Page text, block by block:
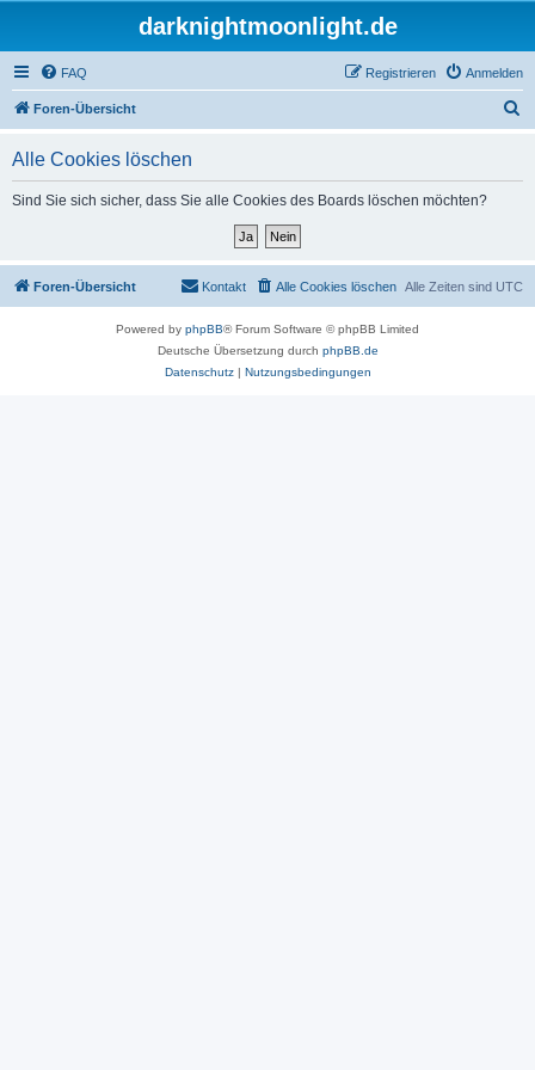
darknightmoonlight.de
FAQ Anmelden
Registrieren
Foren-Übersicht
Alle Cookies löschen
Sind Sie sich sicher, dass Sie alle Cookies des Boards löschen möchten?
Foren-Übersicht Alle Zeiten sind UTC
Alle Cookies löschen
Kontakt
Powered by phpBB® Forum Software © phpBB Limited
Deutsche Übersetzung durch phpBB.de
Datenschutz| Nutzungsbedingungen